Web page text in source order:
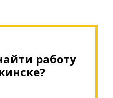
работу